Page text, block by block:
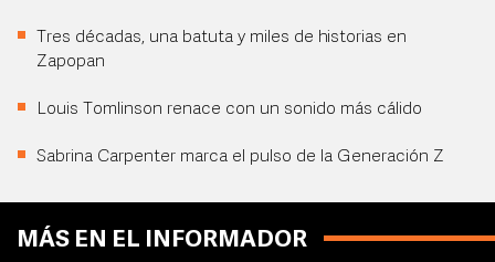
Tres décadas, una batuta y miles de historias en
Zapopan
Louis Tomlinson renace con un sonido más cálido
Sabrina Carpenter marca el pulso de la Generación Z
MÁS EN EL INFORMADOR